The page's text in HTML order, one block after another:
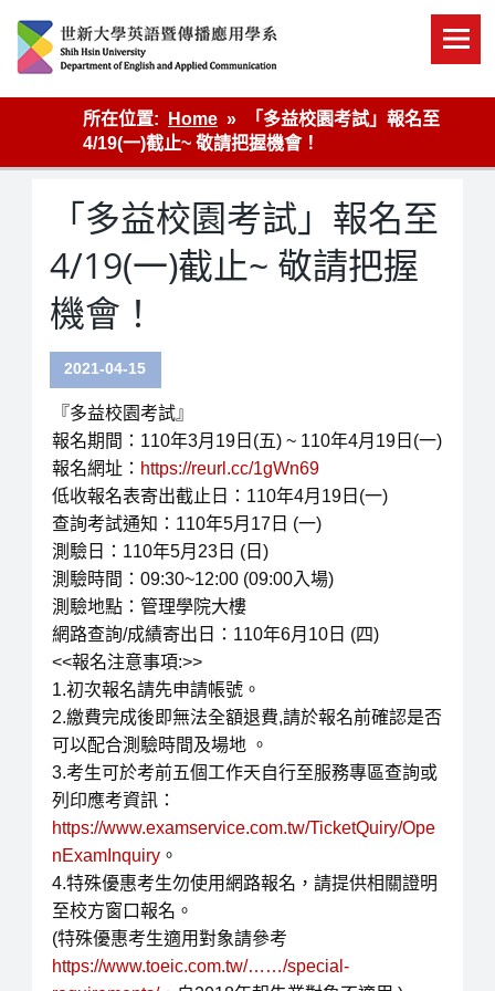
content
英語傳播
所在位置:
Home
「多益校園考試」報名至
4/19(一)截止~ 敬請把握機會！
「多益校園考試」報名至
4/19(一)截止~ 敬請把握
機會！
2021-04-15
『多益校園考試』
報名期間：110年3月19日(五) ~ 110年4月19日(一)
報名網址： https://reurl.cc/1gWn69
低收報名表寄出截止日：110年4月19日(一)
查詢考試通知：110年5月17日 (一)
測驗日：110年5月23日 (日)
測驗時間：09:30~12:00 (09:00入場)
測驗地點：管理學院大樓
網路查詢/成績寄出日：110年6月10日 (四)
<<報名注意事項:>>
1.初次報名請先申請帳號。
2.繳費完成後即無法全額退費,請於報名前確認是否
可以配合測驗時間及場地 。
3.考生可於考前五個工作天自行至服務專區查詢或
列印應考資訊：
https://www.examservice.com.tw/TicketQuiry/Ope
nExamInquiry。
4.特殊優惠考生勿使用網路報名，請提供相關證明
至校方窗口報名。
(特殊優惠考生適用對象請參考
https://www.toeic.com.tw/……/special-